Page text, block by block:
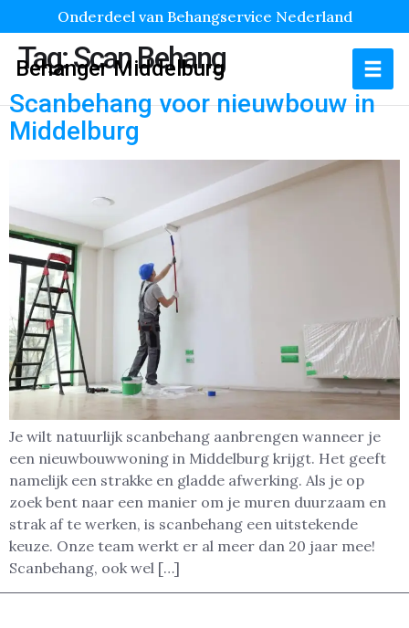
Onderdeel van Behangservice Nederland
Behanger Middelburg
Tag:Scan Behang
Scanbehang voor nieuwbouw in
Middelburg
Je wilt natuurlijk scanbehang aanbrengen wanneer je
een nieuwbouwwoning in Middelburg krijgt. Het geeft
namelijk een strakke en gladde afwerking. Als je op
zoek bent naar een manier om je muren duurzaam en
strak af te werken, is scanbehang een uitstekende
keuze. Onze team werkt er al meer dan 20 jaar mee!
Scanbehang, ook wel […]